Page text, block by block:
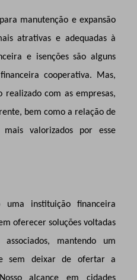
manutenção e expansão
atrativas e adequadas à
e isenções são alguns
cooperativa. Mas,
com as empresas,
bem como a relação de
valorizados por esse
instituição financeira
oferecer soluções voltadas
mantendo um
sem deixar de ofertar a
alcance em cidades